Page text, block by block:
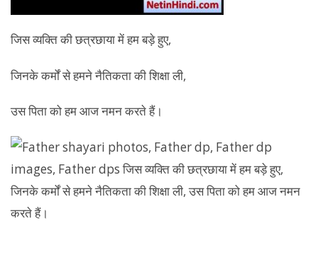
जिस व्यक्ति की छत्रछाया में हम बड़े हुए,
जिनके कर्मों से हमने नैतिकता की शिक्षा ली,
उस पिता को हम आज नमन करते हैं।